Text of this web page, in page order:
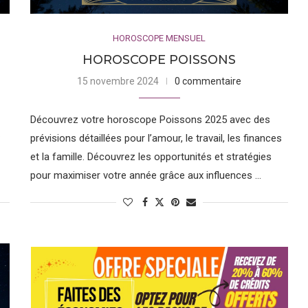
son esprit inventif, son indépendance et son humanisme.
originaux et aimant la liberté.
gouverné par Neptune. Les Poissons sont souvent
connus pour leur nature artistique, leur empathie et leur
sur notre personnalité et nous aide à mieux comprendre
partie de votre thème astrologique. Votre ascendant, la
aussi grandement influencer votre personnalité et votre vie.
HOROSCOPE MENSUEL
HOROSCOPE POISSONS
15 novembre 2024 0 commentaire
Découvrez votre horoscope Poissons 2025 avec des
prévisions détaillées pour l’amour, le travail, les finances
et la famille. Découvrez les opportunités et stratégies
pour maximiser votre année grâce aux influences …